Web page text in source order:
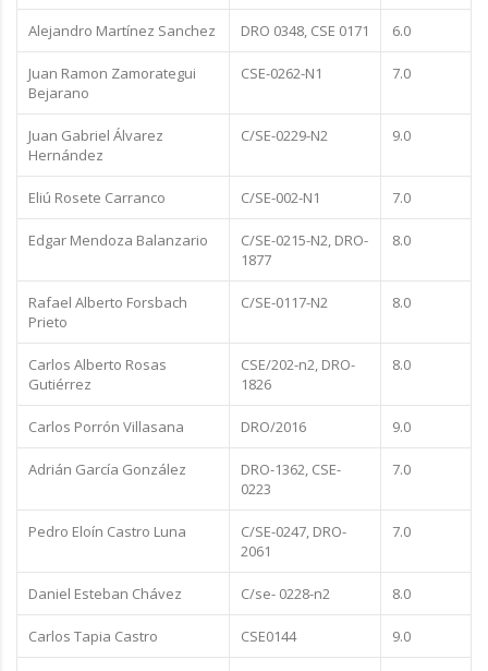
Alejandro Martínez Sanchez DRO 0348, CSE 0171 6.0
Juan Ramon Zamorategui
Bejarano
CSE-0262-N1 7.0
Juan Gabriel Álvarez
Hernández
C/SE-0229-N2 9.0
Eliú Rosete Carranco C/SE-002-N1 7.0
Edgar Mendoza Balanzario
C/SE-0215-N2, DRO-
1877
8.0
Rafael Alberto Forsbach
Prieto
C/SE-0117-N2 8.0
Carlos Alberto Rosas
Gutiérrez
CSE/202-n2, DRO-
1826
8.0
Carlos Porrón Villasana DRO/2016 9.0
Adrián García González
DRO-1362, CSE-
0223
7.0
Pedro Eloín Castro Luna
C/SE-0247, DRO-
2061
7.0
Daniel Esteban Chávez C/se- 0228-n2 8.0
Carlos Tapia Castro CSE0144 9.0